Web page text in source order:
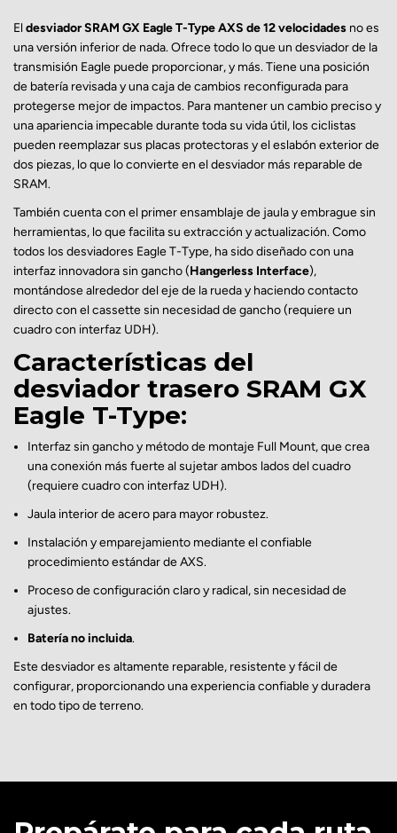
El desviador SRAM GX Eagle T-Type AXS de 12 velocidades no es
una versión inferior de nada. Ofrece todo lo que un desviador de la
transmisión Eagle puede proporcionar, y más. Tiene una posición
de batería revisada y una caja de cambios reconfigurada para
protegerse mejor de impactos. Para mantener un cambio preciso y
una apariencia impecable durante toda su vida útil, los ciclistas
pueden reemplazar sus placas protectoras y el eslabón exterior de
dos piezas, lo que lo convierte en el desviador más reparable de
SRAM.
También cuenta con el primer ensamblaje de jaula y embrague sin
herramientas, lo que facilita su extracción y actualización. Como
todos los desviadores Eagle T-Type, ha sido diseñado con una
interfaz innovadora sin gancho (Hangerless Interface),
montándose alrededor del eje de la rueda y haciendo contacto
directo con el cassette sin necesidad de gancho (requiere un
cuadro con interfaz UDH).
Características del
desviador trasero SRAM GX
Eagle T-Type:
Interfaz sin gancho y método de montaje Full Mount, que crea
una conexión más fuerte al sujetar ambos lados del cuadro
(requiere cuadro con interfaz UDH).
Jaula interior de acero para mayor robustez.
Instalación y emparejamiento mediante el confiable
procedimiento estándar de AXS.
Proceso de configuración claro y radical, sin necesidad de
ajustes.
Batería no incluida.
Este desviador es altamente reparable, resistente y fácil de
configurar, proporcionando una experiencia confiable y duradera
en todo tipo de terreno.